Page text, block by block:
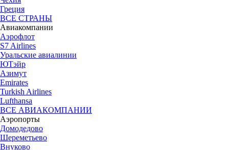
Греция
ВСЕ СТРАНЫ
Авиакомпании
Аэрофлот
S7 Airlines
Уральские авиалинии
ЮТэйр
Азимут
Emirates
Turkish Airlines
Lufthansa
ВСЕ АВИАКОМПАНИИ
Аэропорты
Домодедово
Шереметьево
Внуково